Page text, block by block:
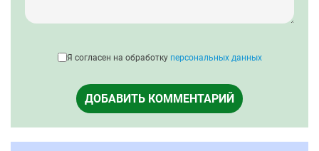
Я согласен на обработку персональных данных
ДОБАВИТЬ КОММЕНТАРИЙ